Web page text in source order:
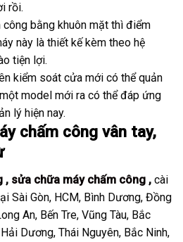
rồi.
bằng khuôn mặt thì điểm
này là thiết kế kèm theo hệ
tiện lợi.
kiểm soát cửa mới có thể quản
model mới ra có thể đáp ứng
lý hiện nay.
chấm công vân tay,
, sửa chữa máy chấm công , cài
Sài Gòn, HCM, Bình Dương, Đồng
An, Bến Tre, Vũng Tàu, Bắc
Dương, Thái Nguyên, Bắc Ninh,